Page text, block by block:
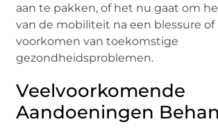
aan te pakken, of het nu gaat om
van de mobiliteit na een blessure of
voorkomen van toekomstige
gezondheidsproblemen.
Veelvoorkomende
Aandoeningen